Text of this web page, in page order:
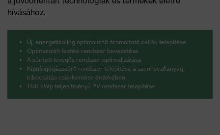
hívásához.
Új, energetikailag optimalizált áramoltató cellák telepítése
Optimalizált festési rendszer bevezetése
A sűrített levegős rendszer optimalizálása
Kipufogógázszűrő rendszer telepítése a szennyezőanyag-
kibocsátás csökkentése érdekében
1441 kWp teljesítményű PV rendszer telepítése